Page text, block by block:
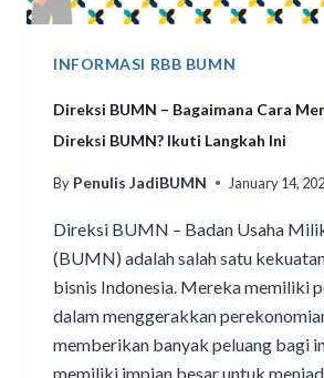
INFORMASI RBB BUMN
Direksi BUMN – Bagaimana Cara
Direksi BUMN? Ikuti Langkah Ini
By Penulis JadiBUMN January 14,
Direksi BUMN – Badan Usaha
(BUMN) adalah salah satu
bisnis Indonesia. Mereka memiliki
dalam menggerakkan
memberikan banyak peluang bagi
memiliki impian besar untuk